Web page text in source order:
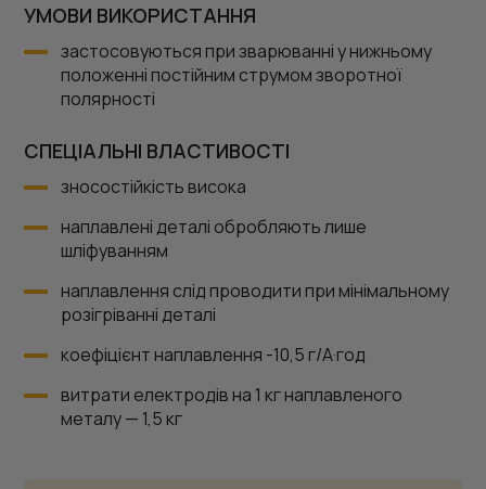
УМОВИ ВИКОРИСТАННЯ
застосовуються при зварюванні у нижньому
положенні постійним струмом зворотної
полярності
СПЕЦІАЛЬНІ ВЛАСТИВОСТІ
зносостійкість висока
наплавлені деталі обробляють лише
шліфуванням
наплавлення слід проводити при мінімальному
розігріванні деталі
коефіцієнт наплавлення -10,5 г/А·год
витрати електродів на 1 кг наплавленого
металу — 1,5 кг